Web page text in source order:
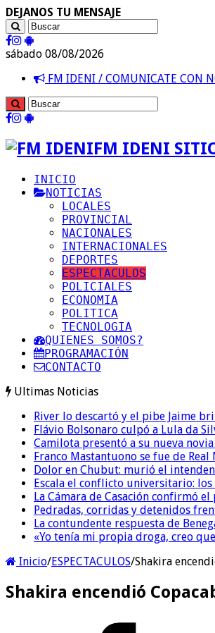
DEJANOS TU MENSAJE
sábado 08/08/2026
FM IDENI / COMUNICATE CON
FM IDENI
INICIO
NOTICIAS
LOCALES
PROVINCIAL
NACIONALES
INTERNACIONALES
DEPORTES
ESPECTACULOS
POLICIALES
ECONOMIA
POLITICA
TECNOLOGIA
QUIENES SOMOS?
PROGRAMACIÓN
CONTACTO
Ultimas Noticias
River lo descartó y el pibe Jaime
Flávio Bolsonaro culpó a Lula da
Camilota presentó a su nueva
Franco Mastantuono se fue de
Dolor en Chubut: murió el
Escala el conflicto universitario:
La Cámara de Casación confirmó
Pedradas, corridas y detenidos
La contundente respuesta de
«Yo tenía mi propia droga, creo
Inicio/ESPECTACULOS/Shakira
Shakira encendió